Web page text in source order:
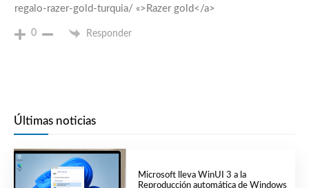
regalo-razer-gold-turquia/ «> Razer gold </a>
0 Responder
Últimas noticias
Microsoft lleva WinUI 3 a la
Reproducción automática de Windows